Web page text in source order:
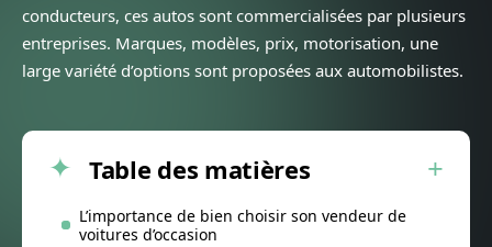
conducteurs, ces autos sont commercialisées par plusieurs
entreprises. Marques, modèles, prix, motorisation, une
large variété d’options sont proposées aux automobilistes.
Table des matières
L’importance de bien choisir son vendeur de
voitures d’occasion